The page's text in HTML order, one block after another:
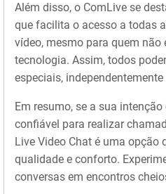
Além disso, o ComLive se
que facilita o acesso a todas
vídeo, mesmo para quem
tecnologia. Assim, todos
especiais,
Em resumo, se a sua
confiável para realizar
Live Video Chat é uma opção
qualidade e conforto.
conversas em encontros